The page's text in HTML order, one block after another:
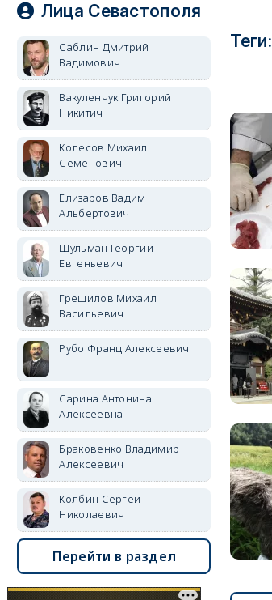
Теги:
Лица Севастополя
Саблин Дмитрий
Вадимович
Вакуленчук Григорий
Никитич
Колесов Михаил
Семёнович
Елизаров Вадим
Альбертович
Шульман Георгий
Евгеньевич
Грешилов Михаил
Васильевич
Рубо Франц Алексеевич
Сарина Антонина
Алексеевна
Браковенко Владимир
Алексеевич
Колбин Сергей
Николаевич
Перейти в раздел